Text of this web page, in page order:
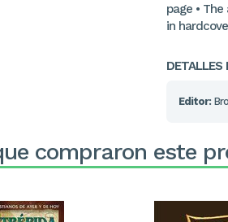
page •
in
DETALLES
Editor:
compraron este